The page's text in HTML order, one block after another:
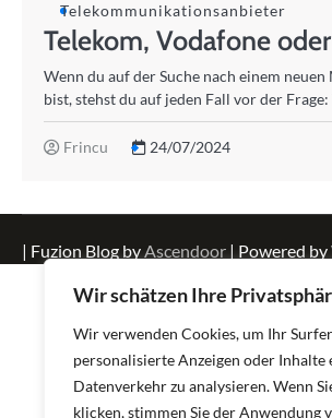
Wir schätzen Ihre
Wir verwenden Cookies, um Ihr
personalisierte Anzeigen oder Inhalte
Datenverkehr zu analysieren. Wenn
klicken, stimmen Sie der Anwendung
Telekommunikationsanbieter
Telekom, Vodafone
Wenn du auf der Suche nach einem
bist, stehst du auf jeden Fall vor der
Frincu 24/07/2024
| Fuzion Blog byAscendoor | Powered by